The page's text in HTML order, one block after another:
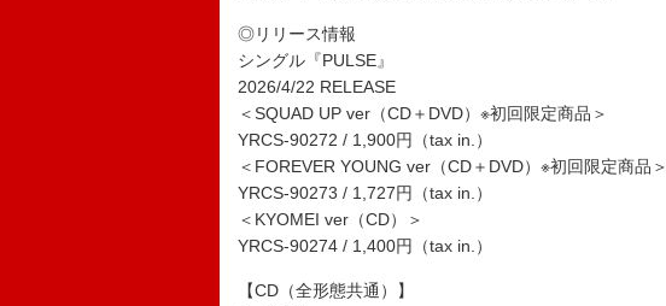
◎リリース情報
シングル『PULSE』
2026/4/22 RELEASE
＜SQUAD UP ver（CD＋DVD）※初回限定商品＞
YRCS-90272 / 1,900円（tax in.）
＜FOREVER YOUNG ver（CD＋DVD）※初回限定商品＞
YRCS-90273 / 1,727円（tax in.）
＜KYOMEI ver（CD）＞
YRCS-90274 / 1,400円（tax in.）
【CD（全形態共通）】